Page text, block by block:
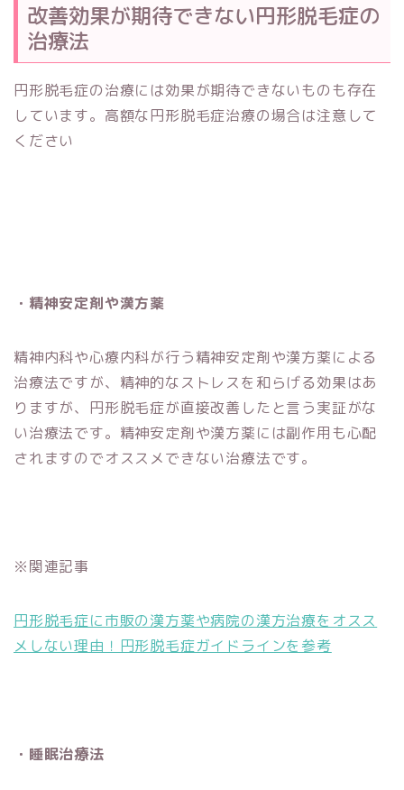
改善効果が期待できない円形脱毛症の
治療法
円形脱毛症の治療には効果が期待できないものも存在
しています。高額な円形脱毛症治療の場合は注意して
ください
・精神安定剤や漢方薬
精神内科や心療内科が行う精神安定剤や漢方薬による
治療法ですが、精神的なストレスを和らげる効果はあ
りますが、円形脱毛症が直接改善したと言う実証がな
い治療法です。精神安定剤や漢方薬には副作用も心配
されますのでオススメできない治療法です。
※関連記事
円形脱毛症に市販の漢方薬や病院の漢方治療をオスス
メしない理由！円形脱毛症ガイドラインを参考
・睡眠治療法